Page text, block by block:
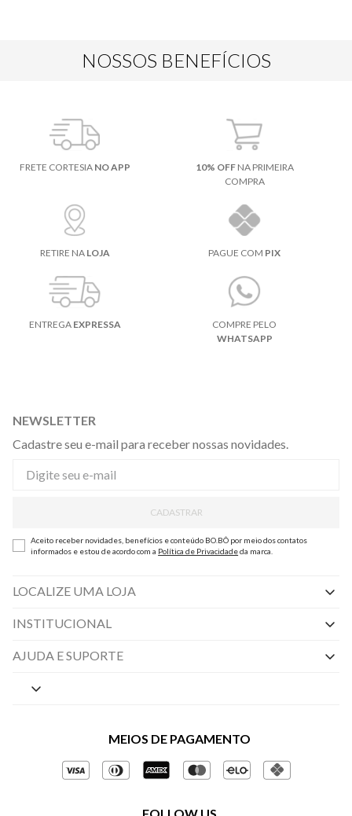
NOSSOS BENEFÍCIOS
FRETE CORTESIA NO APP 10% OFFNA PRIMEIRA
COMPRA
RETIRE NA LOJA PAGUE COM PIX
ENTREGA EXPRESSA
COMPRE PELO
WHATSAPP
NEWSLETTER
Cadastre seu e-mail para receber nossas novidades.
CADASTRAR
Aceito receber novidades, benefícios e conteúdo BO.BÔ por meio dos contatos
informados e estou de acordo com a Política de Privacidadeda marca.
LOCALIZE UMA LOJA
INSTITUCIONAL
Nossas Lojas
Políticas de Privacidade
Gestão de Privacidade
Ética e Sustentabilidade
AJUDA E SUPORTE
Central de Preferências
Perguntas frequentes
Regulamentos e Promoções
MEIOS DE PAGAMENTO